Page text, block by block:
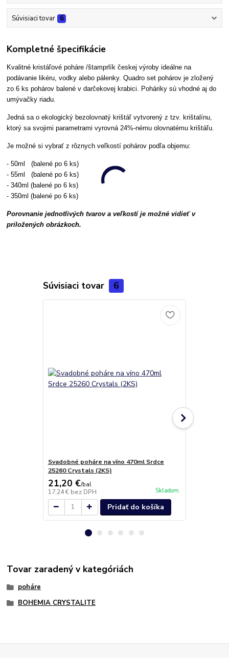
Súvisiaci tovar 6
Kompletné špecifikácie
Kvalitné kristáľové poháre /štamprlík českej výroby ideálne na
podávanie likéru, vodky alebo pálenky.Quadro set pohárov je zložený
zo 6 ks pohárov balené v darčekovej krabici. Poháriky sú vhodné aj do
umývačky riadu.
Jedná sa o ekologický bezolovnatý krištáľ vytvorený z tzv. krištalínu,
ktorý sa svojimi parametrami vyrovná 24%-nému olovnatému krištáľu.
Je možné si vybrať z rôznych veľkostí pohárov podľa objemu:
- 50ml (balené po 6 ks)
- 55ml (balené po 6 ks)
- 340ml (balené po 6 ks)
- 350ml (balené po 6 ks)
Porovnanie jednotlivých tvarov a veľkostí je možné vidieť v
priložených obrázkoch.
Súvisiaci tovar 6
Svadobné poháre na víno 470ml Srdce
25260 Crystals (2KS)
21,20 €/bal
17,24 € bez DPH Skladom
Pridať do košíka
Tovar zaradený v kategóriách
poháre
BOHEMIA CRYSTALITE